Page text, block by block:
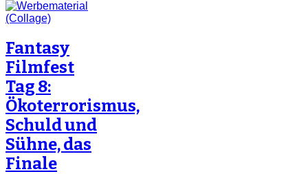
Fantasy
Filmfest
Tag 8:
Ökoterrorismus,
Schuld und
Sühne, das
Finale